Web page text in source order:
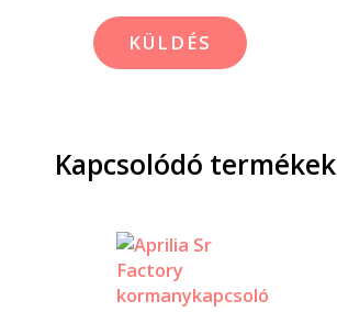
Kapcsolódó termékek